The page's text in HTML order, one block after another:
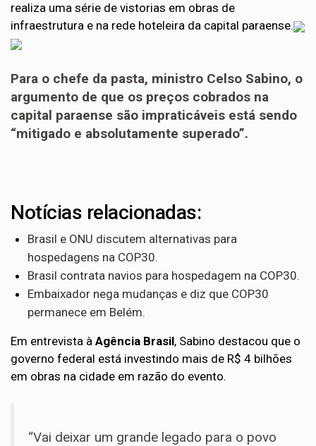
realiza uma série de vistorias em obras de
infraestrutura e na rede hoteleira da capital paraense.
Para o chefe da pasta, ministro Celso Sabino, o
argumento de que os preços cobrados na
capital paraense são impraticáveis está sendo
“mitigado e absolutamente superado”.
Notícias relacionadas:
Brasil e ONU discutem alternativas para
hospedagens na COP30.
Brasil contrata navios para hospedagem na COP30.
Embaixador nega mudanças e diz que COP30
permanece em Belém.
Em entrevista à Agência Brasil, Sabino destacou que o
governo federal está investindo mais de R$ 4 bilhões
em obras na cidade em razão do evento.
“Vai deixar um grande legado para o povo